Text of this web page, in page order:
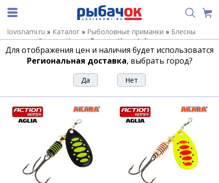
lovisnami.ru » Каталог » Рыболовные приманки » Блесны
летние»Блесны Akara»Блесны Akara Aglia
Блесны Akara Aglia
Фильтр
Для отображения цен и наличия будет использоватся
Региональная доставка, выбрать город?